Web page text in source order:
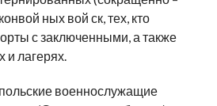
ных вой ск, тех, кто
с заключенными, а также
и лагерях.
военнослужащие